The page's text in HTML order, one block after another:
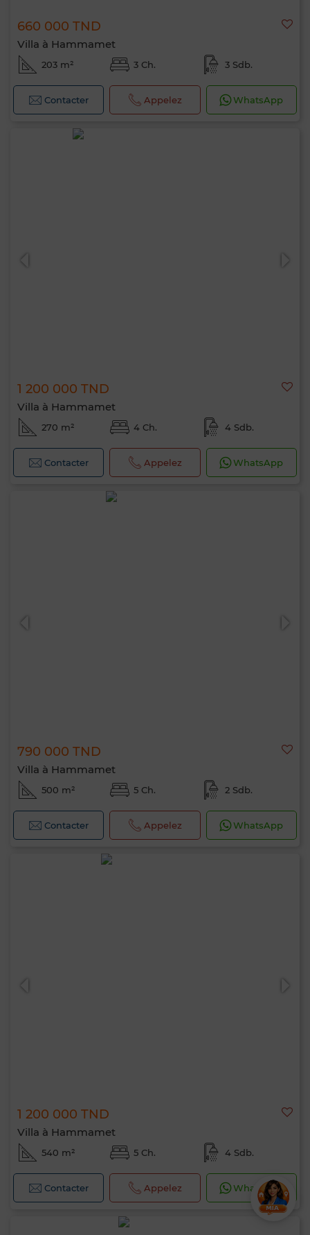
660 000 TND
Villa à Hammamet
203 m² 3 Ch. 3 Sdb.
Contacter Appelez WhatsApp
1 200 000 TND
Villa à Hammamet
270 m² 4 Ch. 4 Sdb.
Contacter Appelez WhatsApp
790 000 TND
Villa à Hammamet
500 m² 5 Ch. 2 Sdb.
Contacter Appelez WhatsApp
1 200 000 TND
Villa à Hammamet
540 m² 5 Ch. 4 Sdb.
Contacter Appelez WhatsApp